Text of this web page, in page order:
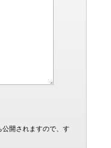
公開されますので、す